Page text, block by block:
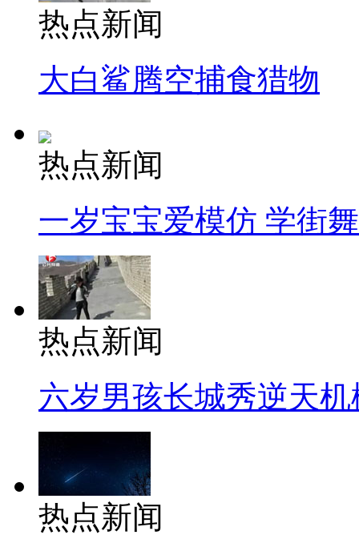
热点新闻
大白鲨腾空捕食猎物
热点新闻
一岁宝宝爱模仿 学街
热点新闻
六岁男孩长城秀逆天机
热点新闻